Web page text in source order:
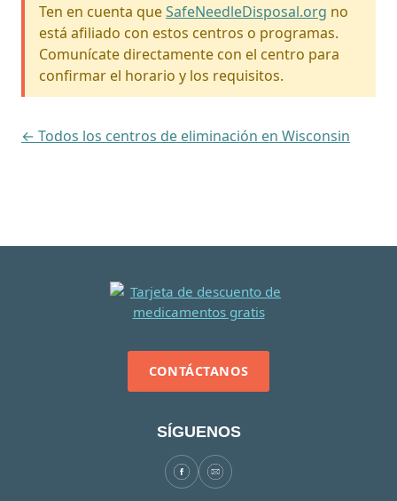
Ten en cuenta queSafeNeedleDisposal.org no
está afiliado con estos centros o programas.
Comunícate directamente con el centro para
confirmar el horario y los requisitos.
← Todos los centros de eliminación en Wisconsin
CONTÁCTANOS
SÍGUENOS